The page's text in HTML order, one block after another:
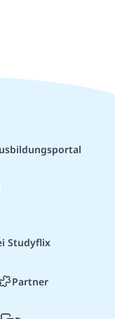
Studyflix
Partner